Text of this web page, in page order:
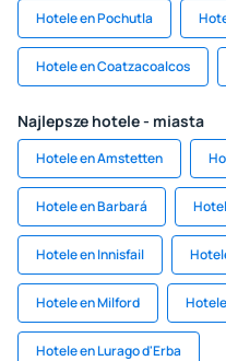
Hotele en Pochutla
Hotele en Coatzacoalcos
Najlepsze hotele - miasta
Hotele en Amstetten
Hotele en Barbará
Hotele en Innisfail
Hotele en Milford
Hotele en Lurago d'Erba